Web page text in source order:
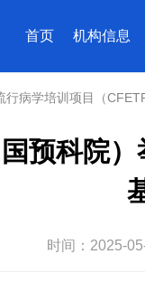
首页 机构信息
行病学培训项目（CFETP
预科院
时间： 2025-